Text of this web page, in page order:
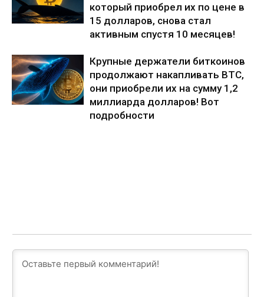
который приобрел их по цене в
15 долларов, снова стал
активным спустя 10 месяцев!
Крупные держатели биткоинов
продолжают накапливать BTC,
они приобрели их на сумму 1,2
миллиарда долларов! Вот
подробности